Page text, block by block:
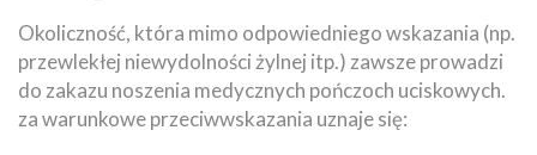
Okoliczność, która mimo odpowiedniego wskazania (np.
przewlekłej niewydolności żylnej itp.) zawsze prowadzi
do zakazu noszenia medycznych pończoch uciskowych.
za warunkowe przeciwwskazania uznaje się: